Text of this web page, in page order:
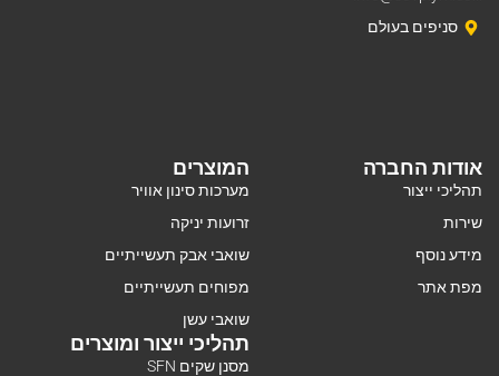
המוצרים
מערכות סינון אוויר
זרועות יניקה
שואבי אבק תעשייתיים
מפוחים תעשייתיים
שואבי עשן
אודות החברה
תהליכי ייצור
שירות
מידע נוסף
מפת אתר
תהליכי ייצור ומוצרים
מסנן שקים SFN
סניפים בעולם